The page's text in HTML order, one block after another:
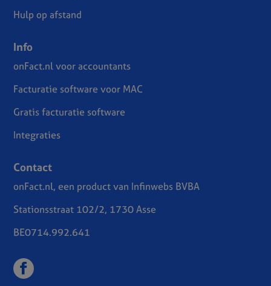
Hulp op afstand
Info
onFact.nl voor accountants
Facturatie software voor MAC
Gratis facturatie software
Integraties
Contact
onFact.nl, een product van Infinwebs BVBA
Stationsstraat 102/2, 1730 Asse
BE0714.992.641